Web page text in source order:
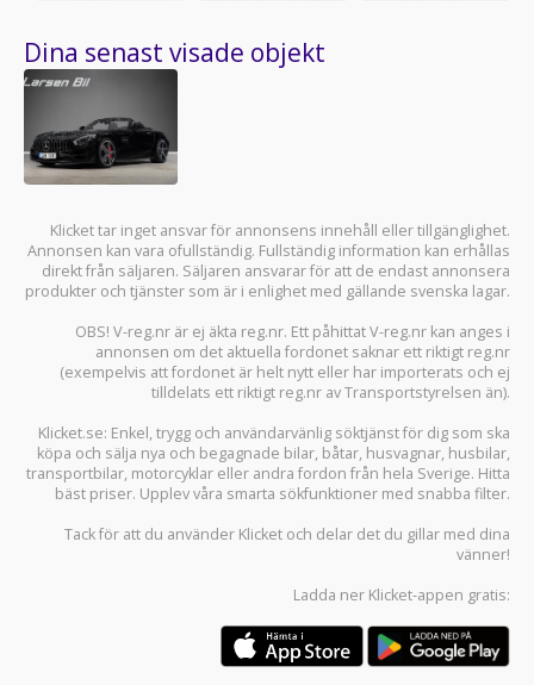
Dina senast visade objekt
Klicket tar inget ansvar för annonsens innehåll eller tillgänglighet.
Annonsen kan vara ofullständig. Fullständig information kan erhållas
direkt från säljaren. Säljaren ansvarar för att de endast annonsera
produkter och tjänster som är i enlighet med gällande svenska lagar.
OBS! V-reg.nr är ej äkta reg.nr. Ett påhittat V-reg.nr kan anges i
annonsen om det aktuella fordonet saknar ett riktigt reg.nr
(exempelvis att fordonet är helt nytt eller har importerats och ej
tilldelats ett riktigt reg.nr av Transportstyrelsen än).
Klicket.se: Enkel, trygg och användarvänlig söktjänst för dig som ska
köpa och sälja nya och begagnade bilar, båtar, husvagnar, husbilar,
transportbilar, motorcyklar eller andra fordon från hela Sverige. Hitta
bäst priser. Upplev våra smarta sökfunktioner med snabba filter.
Tack för att du använder Klicket och delar det du gillar med dina
vänner!
Ladda ner Klicket-appen gratis: